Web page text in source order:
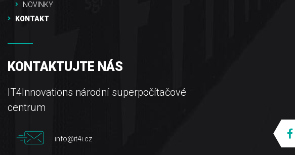
NOVINKY
KONTAKT
KONTAKTUJTE NÁS
IT4Innovations národní superpočítačové
centrum
info@it4i.cz